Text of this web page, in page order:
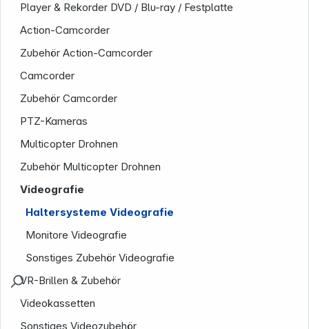
Player & Rekorder DVD / Blu-ray / Festplatte
Action-Camcorder
Zubehör Action-Camcorder
Camcorder
Zubehör Camcorder
PTZ-Kameras
Multicopter Drohnen
Zubehör Multicopter Drohnen
Videografie
Haltersysteme Videografie
Monitore Videografie
Sonstiges Zubehör Videografie
VR-Brillen & Zubehör
Videokassetten
Sonstiges Videozubehör